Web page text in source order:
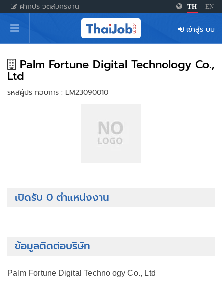
ฝากประวัติสมัครงาน TH EN
หน้าหลัก
ผู้สมัครงาน: เข้าสู่ระบบ
ฝากประวัติสมัครงาน
เกร็ดความรู้
เข้าสู่ระบบ
Palm Fortune Digital Technology Co.,
Ltd
รหัสผู้ประกอบการ : EM23090010
เปิดรับ 0 ตำแหน่งงาน
ข้อมูลติดต่อบริษัท
Palm Fortune Digital Technology Co., Ltd